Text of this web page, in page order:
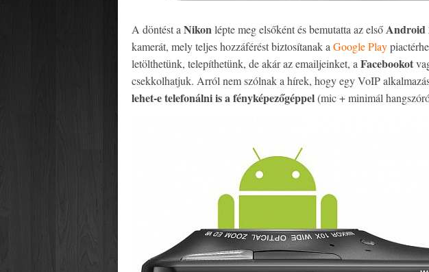
A döntést a Nikonlépte meg elsőként és bemutatta az elsőAndroid
kamerát, mely teljes hozzáférést biztosítanak a Google Play
letölthetünk, telepíthetünk, de akár az emailjeinket, a Facebookot
csekkolhatjuk. Arról nem szólnak a hírek, hogy egy VoIP
lehet-e telefonálni is a fényképezőgéppel(mic + minimál